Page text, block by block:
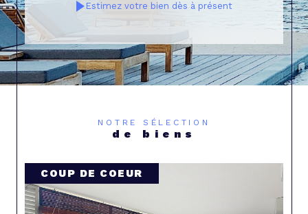
Estimez votre bien dès à présent
NOTRE SÉLECTION
de biens